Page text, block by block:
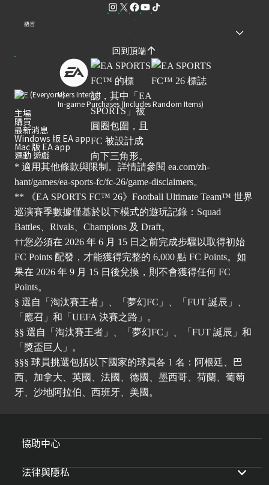
語言
回到頂端
Users Interact
In-game Purchases (Includes Random Items)
主場
購買
最新消息
Windows 版 EA app
Mac 版 EA app
運動 遊戲
* 適用其他條款與限制。詳情請參閱 ea.com/zh-
hant/games/ea-sports-fc/fc-26/game-disclaimers。
** 《EA SPORTS FC™ 26》Football Ultimate Team™ 世界
巡演賽季數據僅基於以下模式的遊玩記錄：Squad
Battles、Rivals、Champions 及 Draft。
††您必須在 2026 年 6 月 15 日之前完成步驟以取得初始
FC Points 配發，才能獲得完整的 6,000 點 FC Points。如
果在 2026 年 9 月 15 日後兌換，則不會獲得任何 FC
Points。
§ 選自「淘汰賽王者」、「夢幻FC」、「FUT 誕辰」、
「應召」和「UEFA 決賽之路」。
§§ 選自「淘汰賽王者」、「夢幻FC」、「FUT 誕辰」和
「獎盃巨人」。
§§§ 球員挑選包括以下國家的球員各 1 名：阿根廷、巴
西、加拿大、英國、法國、德國、墨西哥、荷蘭、葡萄
牙、沙地阿拉伯、西班牙、美國。
協助中心
法律與隱私